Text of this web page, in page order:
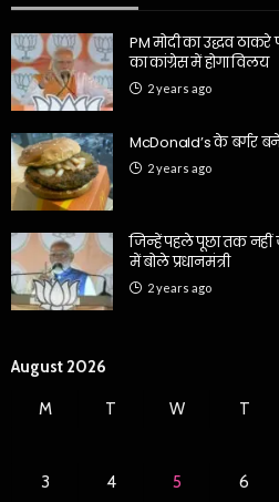
PM मोदी का उद्धव
का कांग्रेस में होगा विलय
2 years ago
McDonald’s के बर्गर
2 years ago
जिन्हें पहले पूछा तक नहीं
में बोले प्रधानमंत्री
2 years ago
August 2026
M T W T
3
4 5 6